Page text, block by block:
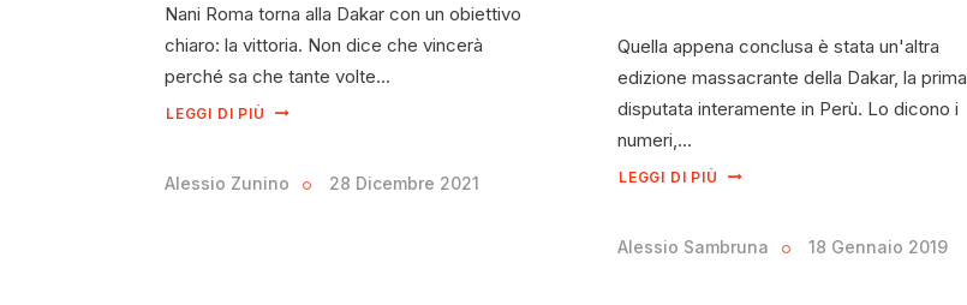
Nani Roma torna alla Dakar con un obiettivo
chiaro: la vittoria. Non dice che vincerà
perché sa che tante volte…
LEGGI DI PIÙ
Alessio Zunino 28 Dicembre 2021
Quella appena conclusa è stata un'altra
edizione massacrante della Dakar, la prima
disputata interamente in Perù. Lo dicono i
numeri,…
LEGGI DI PIÙ
Alessio Sambruna 18 Gennaio 2019